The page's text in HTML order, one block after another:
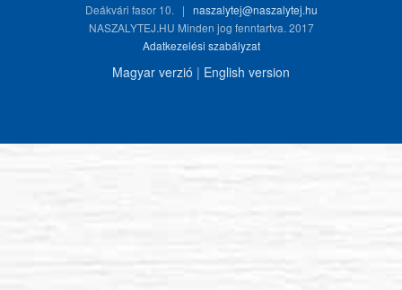
Deákvári fasor 10. | naszalytej@naszalytej.hu
NASZALYTEJ.HU Minden jog fenntartva. 2017
Adatkezelési szabályzat
Magyar verzió | English version